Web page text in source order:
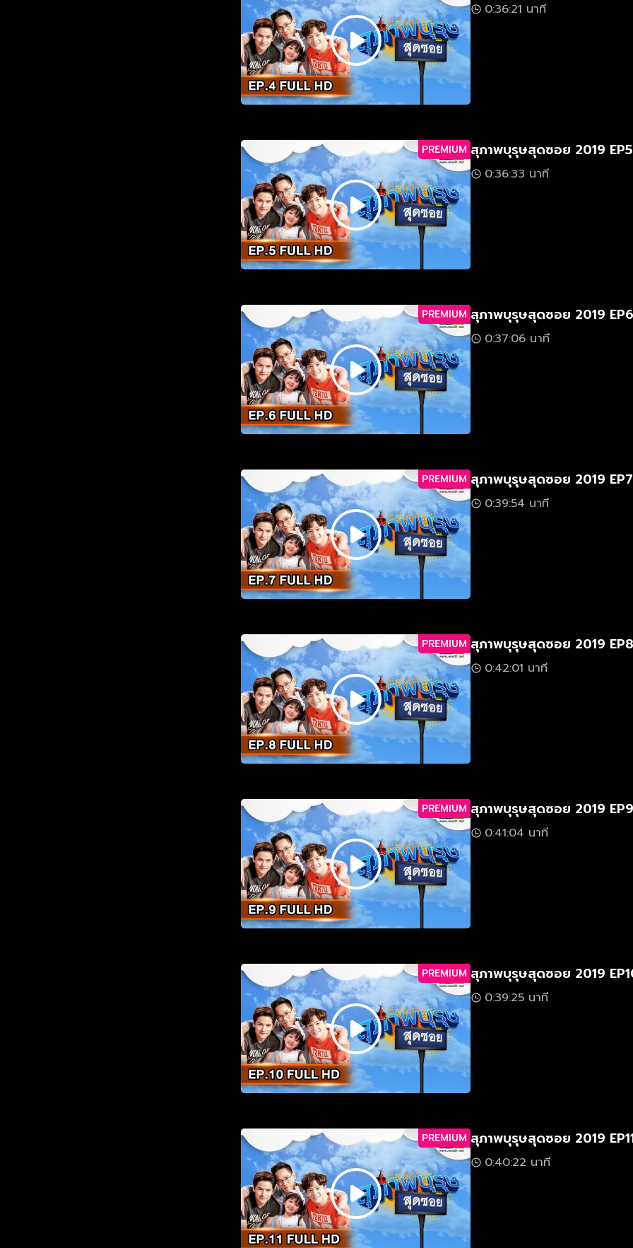
0:36:21 นาที
PREMIUM สุภาพบุรุษสุดซอย 2019 EP5
0:36:33 นาที
PREMIUM สุภาพบุรุษสุดซอย 2019 EP6
0:37:06 นาที
PREMIUM สุภาพบุรุษสุดซอย 2019 EP7
0:39:54 นาที
PREMIUM สุภาพบุรุษสุดซอย 2019 EP8
0:42:01 นาที
PREMIUM สุภาพบุรุษสุดซอย 2019 EP9
0:41:04 นาที
PREMIUM สุภาพบุรุษสุดซอย 2019
0:39:25 นาที
PREMIUM สุภาพบุรุษสุดซอย 2019
0:40:22 นาที